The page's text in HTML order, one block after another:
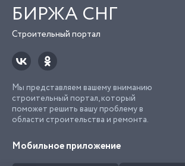
БИРЖА СНГ
Строительный портал
Мы представляем вашему вниманию
строительный портал, который
поможет решить вашу проблему в
области строительства и ремонта.
Мобильное приложение